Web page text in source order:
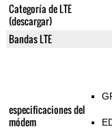
Categoría de LTE
(descargar)
Bandas LTE
especificaciones del
módem